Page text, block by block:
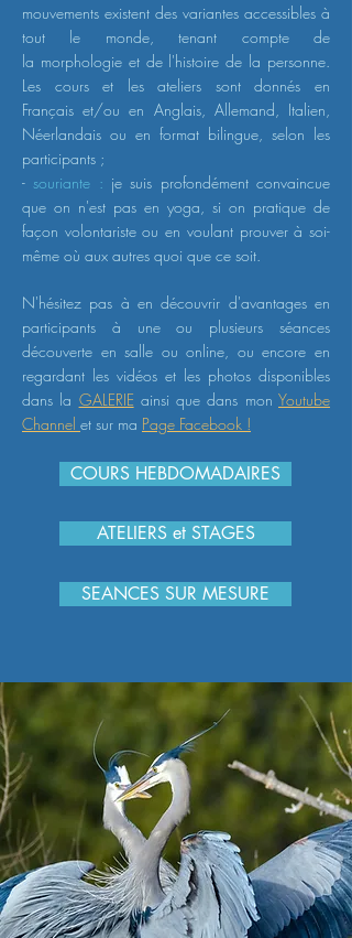
mouvements existent des variantes accessibles à
tout le monde, tenant compte de
la morphologieet de l'histoire de la personne.
Les cours et les ateliers sont donnés en
Français et/ou en Anglais, Allemand, Italien,
Néerlandais ou en format bilingue, selon les
participants ;
- souriante : je suis profondément convaincue
que on n'est pas en yoga, si on pratique de
façon volontariste ou en voulant prouver à soi-
même où aux autres quoi que ce soit.
N'hésitez pas à en découvrir d'avantages en
participants à une ou plusieurs séances
découverte en salle ou online, ou encore en
regardant les vidéos et les photos disponibles
dans la GALERIE ainsi que dans monYoutube
Channel et sur ma Page Facebook !
COURS HEBDOMADAIRES
ATELIERS et STAGES
SEANCES SUR MESURE